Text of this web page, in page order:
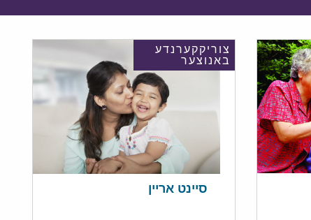
צוריקקערנדע
באנוצער
סיינט אריין